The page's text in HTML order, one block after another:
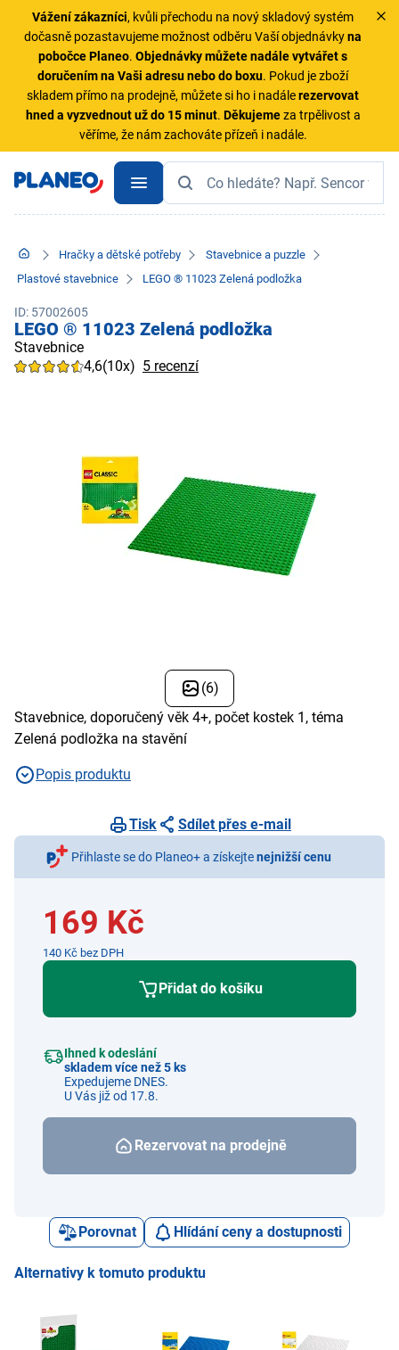
Vážení zákazníci, kvůli přechodu na nový skladový systém
dočasně pozastavujeme možnost odběru Vaší objednávkyna
pobočce Planeo.Objednávky můžete nadále vytvářet s
doručením na Vaši adresu nebo do boxu. Pokud je zboží
skladem přímo na prodejně, můžete si ho i nadálerezervovat
hned a vyzvednout už do 15 minut. Děkujemeza trpělivost a
věříme, že nám zachováte přízeň i nadále.
Hračky a dětské potřeby
Stavebnice a puzzle
Plastové stavebnice
LEGO ® 11023 Zelená podložka
ID: 57002605
LEGO ® 11023 Zelená podložka
Stavebnice
4,6(10x) 5 recenzí
(6)
Stavebnice, doporučený věk 4+, počet kostek 1, téma
Zelená podložka na stavění
Popis produktu
Tisk Sdílet přes e-mail
Přihlaste se do Planeo+ a získejtenejnižší cenu
169 Kč
140 Kč bez DPH
Přidat do košíku
Ihned k odeslání
skladem více než 5 ks
Expedujeme DNES.
U Vás již od 17.8.
Rezervovat na prodejně
Porovnat Hlídání ceny a dostupnosti
Alternativy k tomuto produktu